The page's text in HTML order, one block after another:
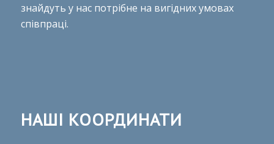
знайдуть у нас потрібне на вигідних умовах
співпраці.
НАШІ КООРДИНАТИ